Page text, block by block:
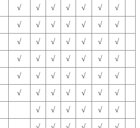
√ √ √ √ √ √
√
√ √ √ √ √ √
√
√ √ √ √ √ √
√
√ √ √ √ √ √
√
√ √ √ √ √ √
√
√ √ √ √ √ √
√
√ √ √ √ √
√